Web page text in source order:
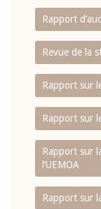
Rapport
Revue de la
Rapport sur
Rapport sur
Rapport sur
l‘UEMOA
Rapport sur